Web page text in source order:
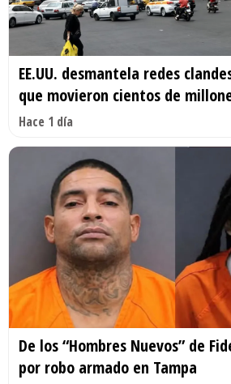
EE.UU. desmantela redes
que movieron cientos de
Hace 1 día
De los “Hombres Nuevos” de
por robo armado en Tampa